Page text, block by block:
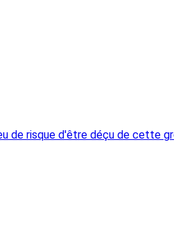
de risque d'être déçu de cette